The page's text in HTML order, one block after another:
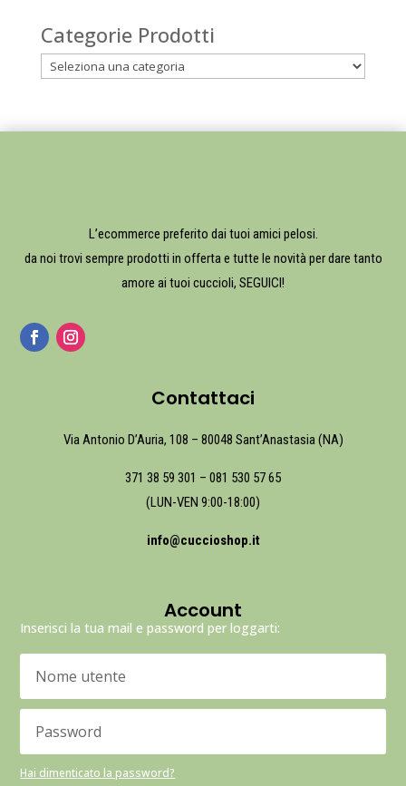
Categorie Prodotti
L’ecommerce preferito dai tuoi amici pelosi.
da noi trovi sempre prodotti in offerta e tutte le novità per dare tanto
amore ai tuoi cuccioli, SEGUICI!
Contattaci
Via Antonio D’Auria, 108 – 80048 Sant’Anastasia (NA)
371 38 59 301 – 081 530 57 65
(LUN-VEN 9:00-18:00)
info@cuccioshop.it
Account
Inserisci la tua mail e password per loggarti:
Hai dimenticato la password?